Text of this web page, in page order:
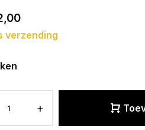
verzending
+